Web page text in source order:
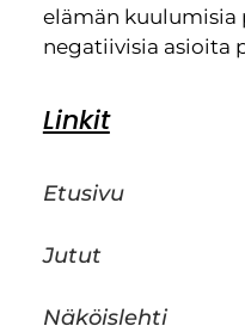
elämän kuulumisia
negatiivisia asioita
Linkit
Etusivu
Jutut
Näköislehti